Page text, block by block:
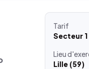
Tarif
Secteur 1
Lieu
Lille (59)